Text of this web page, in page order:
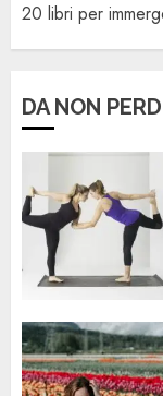
20 libri per
DA NON